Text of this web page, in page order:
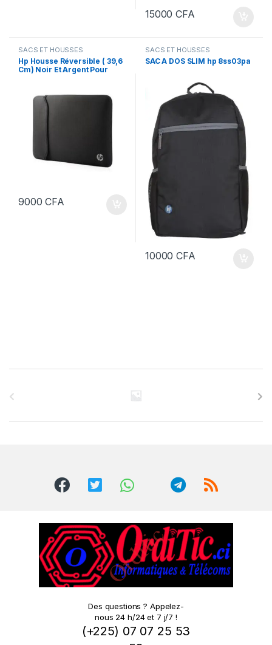
15000CFA
SACS ET HOUSSES
Hp Housse Réversible ( 39,6
Cm) Noir Et Argent Pour
9000CFA
SACS ET HOUSSES
SAC A DOS SLIM hp 8ss03pa
10000CFA
Des questions ? Appelez-
nous 24 h/24 et 7 j/7 !
(+225) 07 07 25 53